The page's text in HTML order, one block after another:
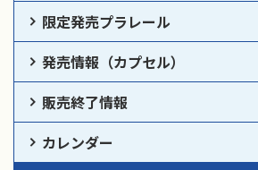
限定発売プラレール
発売情報（カプセル）
販売終了情報
カレンダー